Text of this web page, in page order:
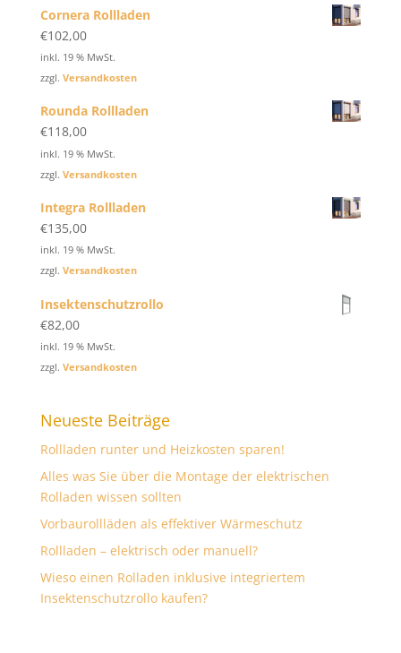
Cornera Rollladen
€102,00
inkl. 19 % MwSt.
zzgl. Versandkosten
Rounda Rollladen
€118,00
inkl. 19 % MwSt.
zzgl. Versandkosten
Integra Rollladen
€135,00
inkl. 19 % MwSt.
zzgl. Versandkosten
Insektenschutzrollo
€82,00
inkl. 19 % MwSt.
zzgl. Versandkosten
Neueste Beiträge
Rollladen runter und Heizkosten sparen!
Alles was Sie über die Montage der elektrischen
Rolladen wissen sollten
Vorbaurollläden als effektiver Wärmeschutz
Rollladen – elektrisch oder manuell?
Wieso einen Rolladen inklusive integriertem
Insektenschutzrollo kaufen?